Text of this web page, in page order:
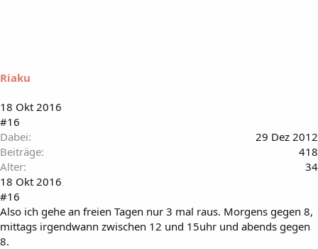
Riaku
18 Okt 2016
#16
Dabei
29 Dez 2012
Beiträge
418
Alter
34
18 Okt 2016
#16
Also ich gehe an freien Tagen nur 3 mal raus. Morgens gegen 8,
mittags irgendwann zwischen 12 und 15uhr und abends gegen
8.